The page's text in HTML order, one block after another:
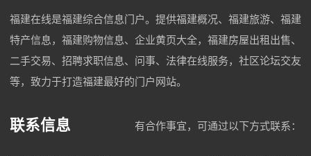
福建在线是福建综合信息门户。提供福建概况、福建旅游、福建
特产信息，福建购物信息、企业黄页大全，福建房屋出租出售、
二手交易、招聘求职信息、问事、法律在线服务，社区论坛交友
等，致力于打造福建最好的门户网站。
联系信息 有合作事宜，可通过以下方式联系：